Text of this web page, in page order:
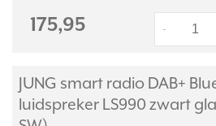
175,95 -
JUNG smart radio DAB+
luidspreker LS990 zwart